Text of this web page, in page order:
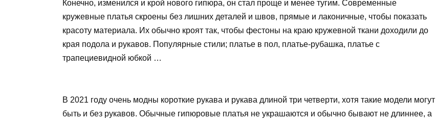
Конечно, изменился и крой нового гипюра, он стал проще и менее тугим. Современные
кружевные платья скроены без лишних деталей и швов, прямые и лаконичные, чтобы показать
красоту материала. Их обычно кроят так, чтобы фестоны на краю кружевной ткани доходили до
края подола и рукавов. Популярные стили; платье в пол, платье-рубашка, платье с
трапециевидной юбкой …
В 2021 году очень модны короткие рукава и рукава длиной три четверти, хотя такие модели могут
быть и без рукавов. Обычные гипюровые платья не украшаются и обычно бывают не длиннее, а